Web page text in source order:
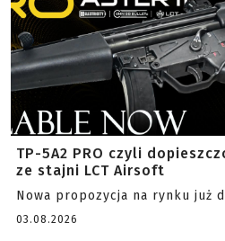
TP-5A2 PRO czyli
ze stajni LCT Airsoft
Nowa propozycja na rynku już
03.08.2026